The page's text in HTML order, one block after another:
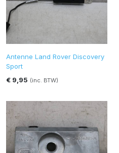
Antenne Land Rover Discovery
Sport
€ 9,95 (inc. BTW)